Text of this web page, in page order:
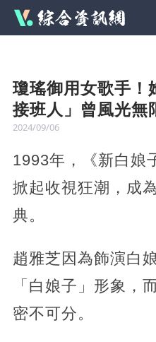
瓊瑤御用女歌手！
接班人」曾風光無
2024/09/06
1993年，《新白娘
掀起收視狂潮，成
典。
趙雅芝因為飾演白
「白娘子」形象，
密不可分。